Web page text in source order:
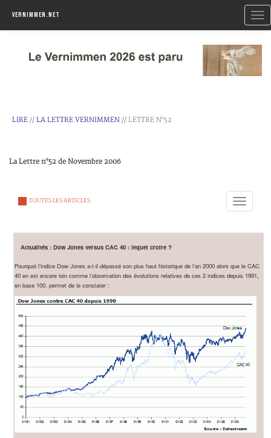
Vernimmen.net
LIRE // LA LETTRE VERNIMMEN // LETTRE N°52
La Lettre n°52 de Novembre 2006
Toggle
navigation
TOUTES LES ARTICLES
Actualités : Dow Jones versus CAC 40 : lequel croire ?
Pourquoi l’indice Dow Jones a-t-il dépassé son plus haut historique de l’an 2000 alors que le CAC
40 en est encore loin comme l’observation des évolutions relatives de ces 2 indices depuis 1991,
en base 100, permet de le constater :